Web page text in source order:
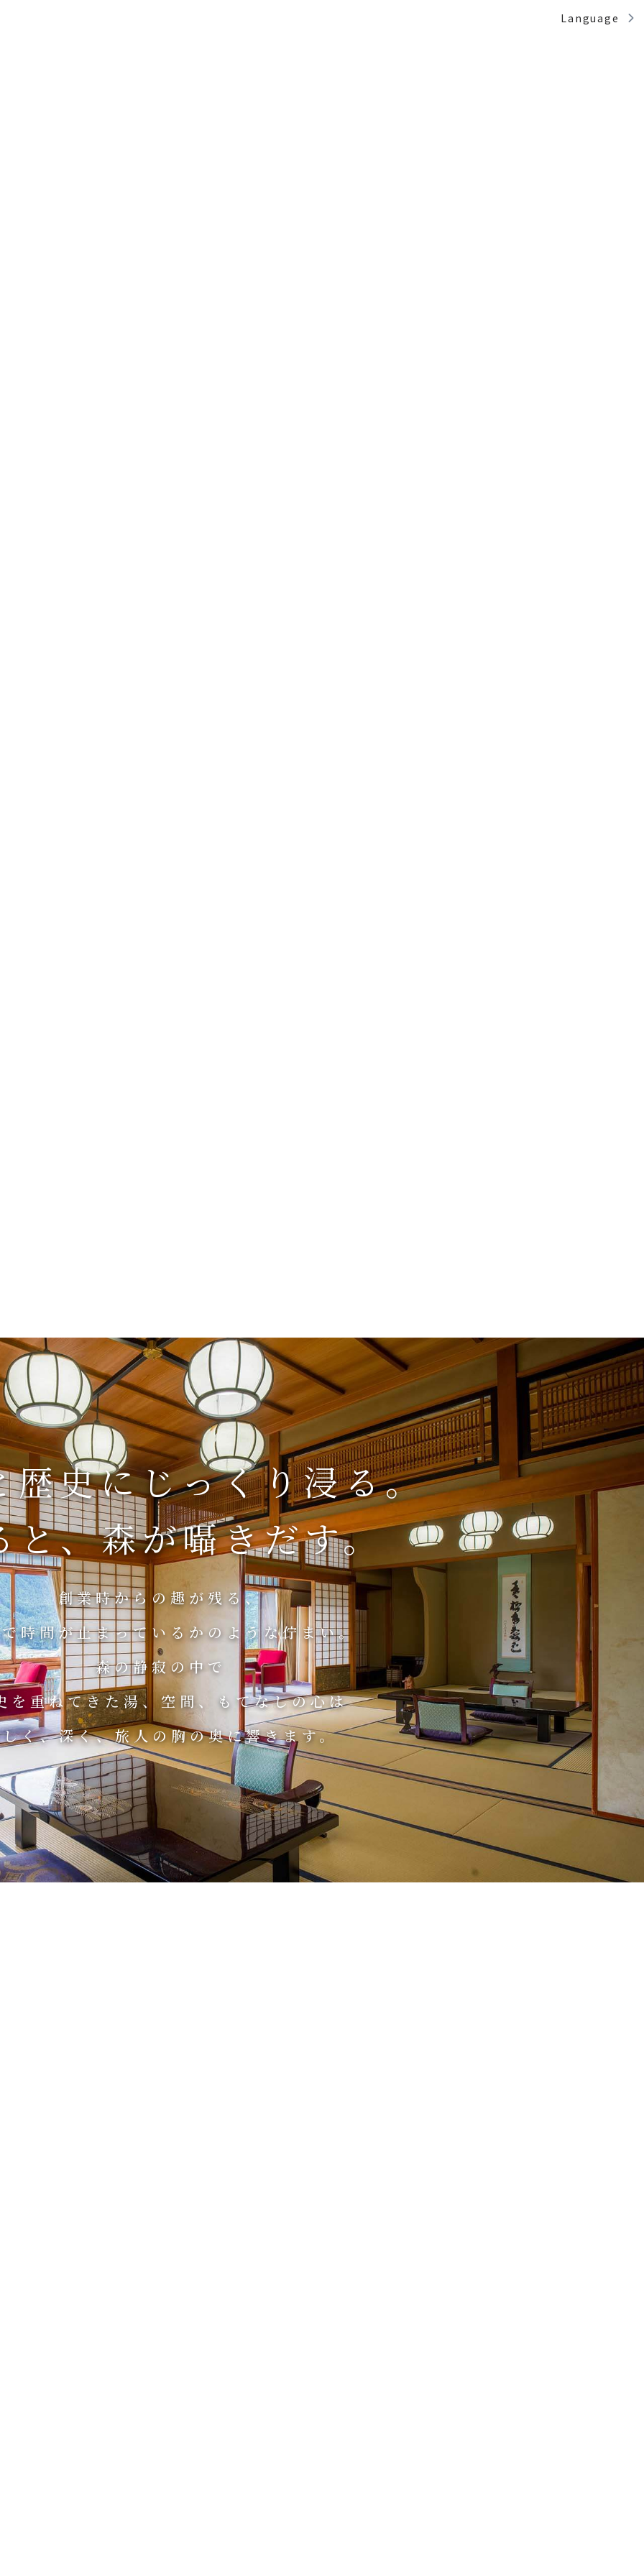
歴史にじっくり浸る。
と、森が囁きだす。
創業時からの趣が残る、
時間が止まっているかのような佇まい。
森の静寂の中で
を重ねてきた湯、空間、もてなしの心は
く、深く、旅人の胸の奥に響きます。
Language
Language